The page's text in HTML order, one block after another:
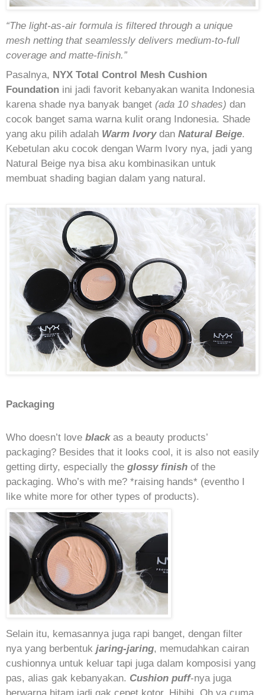
“The light-as-air formula is filtered through a unique
mesh netting that seamlessly delivers medium-to-full
coverage and matte-finish.”
Pasalnya, NYX Total Control Mesh Cushion
Foundation ini jadi favorit kebanyakan wanita Indonesia
karena shade nya banyak banget (ada 10 shades) dan
cocok banget sama warna kulit orang Indonesia. Shade
yang aku pilih adalah Warm Ivorydan Natural Beige.
Kebetulan aku cocok dengan Warm Ivory nya, jadi yang
Natural Beige nya bisa aku kombinasikan untuk
membuat shading bagian dalam yang natural.
Packaging
Who doesn’t love blackas a beauty products’
packaging? Besides that it looks cool, it is also not easily
getting dirty, especially the glossy finish of the
packaging. Who’s with me? *raising hands* (eventho I
like white more for other types of products).
Selain itu, kemasannya juga rapi banget, dengan filter
nya yang berbentuk jaring-jaring, memudahkan cairan
cushionnya untuk keluar tapi juga dalam komposisi yang
pas, alias gak kebanyakan. Cushion puff-nya juga